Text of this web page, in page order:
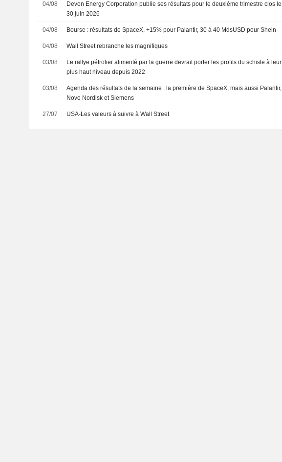
04/08
Devon Energy Corporation publie ses résultats pour le deuxième trimestre clos le
30 juin 2026
04/08 Bourse : résultats de SpaceX, +15% pour Palantir, 30 à 40 MdsUSD pour Shein
04/08 Wall Street rebranche les magnifiques
03/08
Le rallye pétrolier alimenté par la guerre devrait porter les profits du schiste à leur
plus haut niveau depuis 2022
03/08
Agenda des résultats de la semaine : la première de SpaceX, mais aussi Palantir,
Novo Nordisk et Siemens
27/07 USA-Les valeurs à suivre à Wall Street